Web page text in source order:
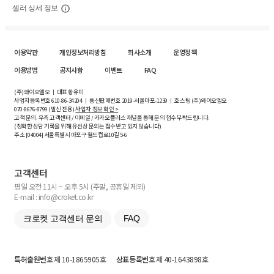
셀러 상세 정보
이용약관 개인정보처리방침 회사소개
운영정책
이용방법
공지사항 이벤트 FAQ
(주)와이오엘오 ㅣ 대표 황유미
사업자등록번호610-86-34204ㅣ 통신판매번호 2019-서울마포-1239 ㅣ 호스팅 (주)와이오엘오
070-8676-8799 (발신 전용)사업자 정보 확인 >
고객 문의: 우측 고객센터 / 이메일 / 카카오플러스 채널을 통해 문의 접수 부탁드립니다.
(정확한 상담 기록을 위해 유선상 문의는 접수받고 있지 않습니다)
주소 [04004] 서울특별시 마포구 월드컵로10길5-6
고객센터
평일 오전 11시 ~ 오후 5시 (주말, 공휴일 제외)
E-mail : info@croket.co.kr
크로켓 고객센터 문의 FAQ
특허출원번호제 10-1865905호 상표등록번호제 40-1643898호